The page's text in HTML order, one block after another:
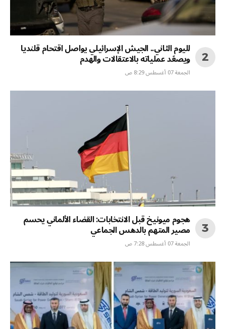
لليوم الثاني.. الجيش الإسرائيلي يواصل اقتحام قلنديا
ويصعّد عملياته بالاعتقالات والهدم
الجمعة 07 أغسطس 8:29 ص
هجوم ميونيخ قبل الانتخابات: القضاء الألماني يحسم
مصير المتهم بالدهس الجماعي
الجمعة 07 أغسطس 7:28 ص